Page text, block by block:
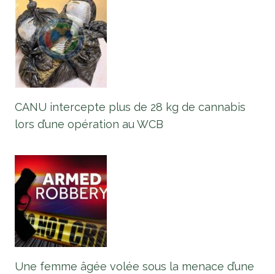
CANU intercepte plus de 28 kg de cannabis
lors d’une opération au WCB
Une femme âgée volée sous la menace d’une